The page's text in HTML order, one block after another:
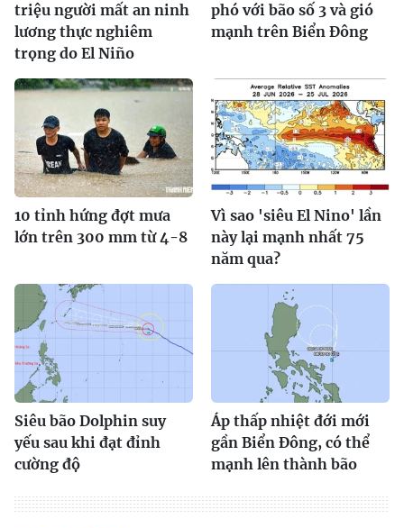
triệu người mất an ninh
lương thực nghiêm
trọng do El Niño
phó với bão số 3 và gió
mạnh trên Biển Đông
10 tỉnh hứng đợt mưa
lớn trên 300 mm từ 4-8
Vì sao 'siêu El Nino' lần
này lại mạnh nhất 75
năm qua?
Siêu bão Dolphin suy
yếu sau khi đạt đỉnh
cường độ
Áp thấp nhiệt đới mới
gần Biển Đông, có thể
mạnh lên thành bão